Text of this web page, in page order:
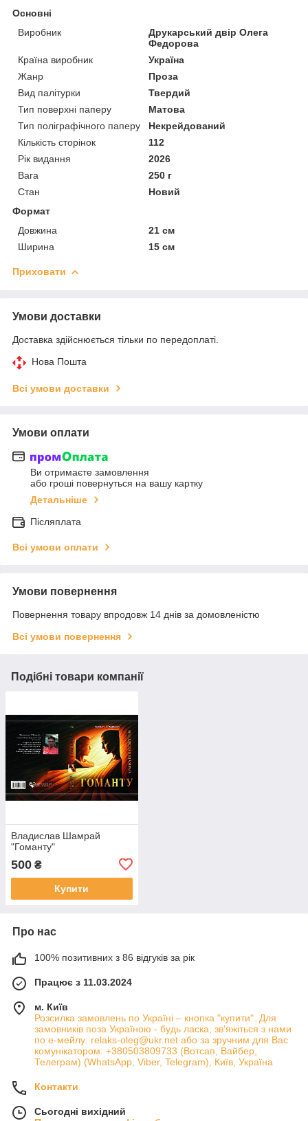
Основні
Виробник
Друкарський двір Олега
Федорова
Країна виробник
Україна
Жанр
Проза
Вид палітурки
Твердий
Тип поверхні паперу
Матова
Тип поліграфічного паперу
Некрейдований
Кількість сторінок
112
Рік видання
2026
Вага
250 г
Стан
Новий
Формат
Довжина
21 см
Ширина
15 см
Приховати
Умови доставки
Доставка здійснюється тільки по передоплаті.
Нова Пошта
Всі умови доставки
Умови оплати
Ви отримаєте замовлення
або гроші повернуться на вашу картку
Детальніше
Післяплата
Всі умови оплати
Умови повернення
Повернення товару впродовж 14 днів за домовленістю
Всі умови повернення
Подібні товари компанії
Владислав Шамрай
"Гоманту"
500 ₴
Купити
Про нас
100% позитивних з 86 відгуків за рік
Працює з 11.03.2024
м. Київ
Розсилка замовлень по Україні – кнопка "купити". Для
замовників поза Україною - будь ласка, зв'яжіться з нами
по е-мейлу: relaks-oleg@ukr.net або за зручним для Вас
комунікатором: +380503809733 (Вотсап, Вайбер,
Телеграм) (WhatsApp, Viber, Telegram), Київ, Україна
Контакти
Сьогодні вихідний